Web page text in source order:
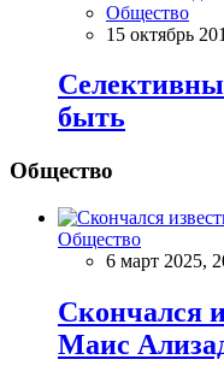
Общество
15 октябрь
быть
Общество
Общество
6 март 2025,
Скончался
Маис